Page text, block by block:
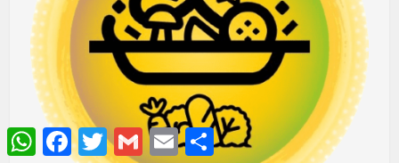
WhatsAppFacebookTwitterGmail Email Share